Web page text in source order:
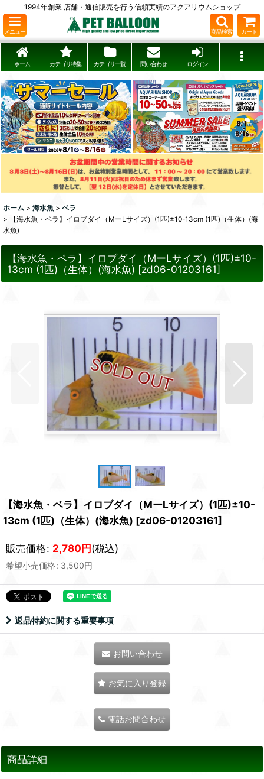
1994年創業 店舗・通信販売を行う信頼実績のアクアリウムショップ
メニュー 商品検索 カート
ホーム カテゴリ特集 カテゴリ一覧 問い合わせ ログイン
ホーム > 海水魚 > ベラ
>
【海水魚・ベラ】イロブダイ（MーLサイズ）(1匹)±10-13cm (1匹)（生体）(海
水魚)
【海水魚・ベラ】イロブダイ（MーLサイズ）(1匹)±10-
13cm (1匹)（生体）(海水魚) [zd06-01203161]
【海水魚・ベラ】イロブダイ（MーLサイズ）(1匹)±10-
13cm (1匹)（生体）(海水魚) [zd06-01203161]
販売価格: 2,780円(税込)
希望小売価格: 3,500円
返品特約に関する重要事項
お問い合わせ
お気に入り登録
電話お問合わせ
商品詳細